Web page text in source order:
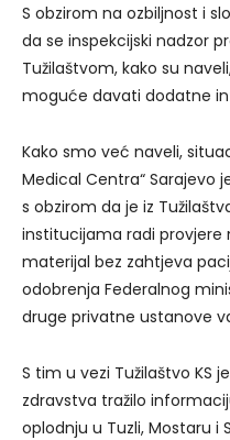
S obzirom na ozbiljnost i
da se inspekcijski nadzor
Tužilaštvom, kako su
moguće davati dodatne
Kako smo već naveli,
Medical Centra“ Sarajevo
s obzirom da je iz
institucijama radi provjere
materijal bez zahtjeva
odobrenja Federalnog
druge privatne ustanove
S tim u vezi Tužilaštvo KS
zdravstva tražilo
oplodnju u Tuzli, Mostaru i